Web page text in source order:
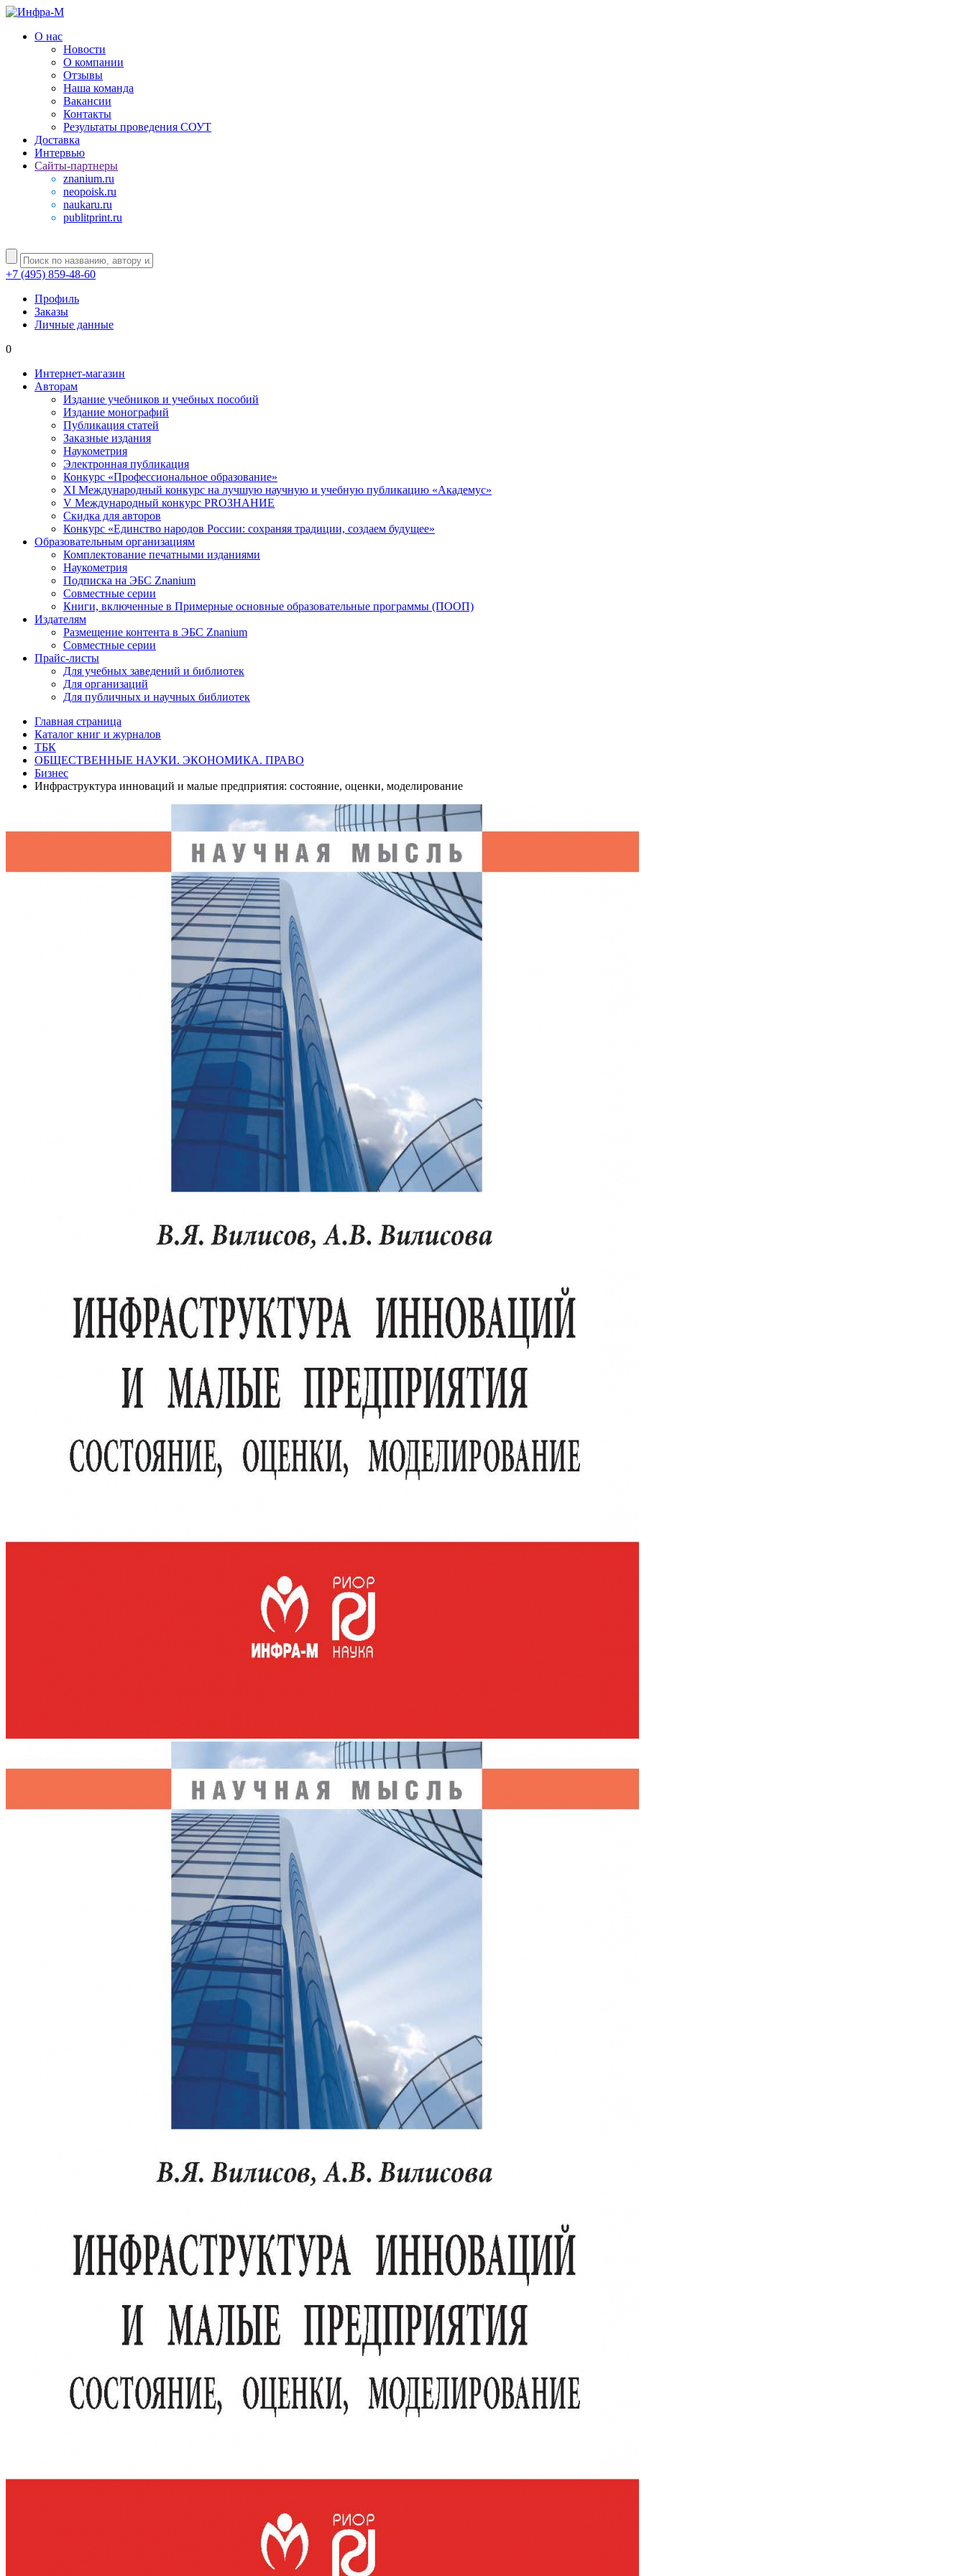
О нас
Новости
О компании
Отзывы
Наша команда
Вакансии
Контакты
Результаты проведения СОУТ
Доставка
Интервью
Сайты-партнеры
znanium.ru
neopoisk.ru
naukaru.ru
publitprint.ru
+7 (495) 859-48-60
Профиль
Заказы
Личные данные
0
Интернет-магазин
Авторам
Издание учебников и учебных пособий
Издание монографий
Публикация статей
Заказные издания
Наукометрия
Электронная публикация
Конкурс «Профессиональное образование»
XI Международный конкурс на лучшую научную и учебную публикацию «Академус»
V Международный конкурс PROЗНАНИЕ
Скидка для авторов
Конкурс «Единство народов России: сохраняя традиции, создаем будущее»
Образовательным организациям
Комплектование печатными изданиями
Наукометрия
Подписка на ЭБС Znanium
Совместные серии
Книги, включенные в Примерные основные образовательные программы (ПООП)
Издателям
Размещение контента в ЭБС Znanium
Совместные серии
Прайс-листы
Для учебных заведений и библиотек
Для организаций
Для публичных и научных библиотек
Главная страница
Каталог книг и журналов
ТБК
ОБЩЕСТВЕННЫЕ НАУКИ. ЭКОНОМИКА. ПРАВО
Бизнес
Инфраструктура инноваций и малые предприятия: состояние, оценки, моделирование